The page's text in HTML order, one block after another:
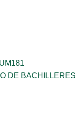
DE BACHILLERES